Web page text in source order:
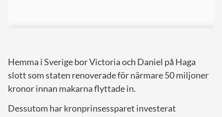
Hemma i Sverige bor Victoria och Daniel på Haga
slott som staten renoverade för närmare 50 miljoner
kronor innan makarna flyttade in.
Dessutom har kronprinsessparet investerat